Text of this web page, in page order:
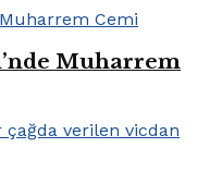
Muharrem